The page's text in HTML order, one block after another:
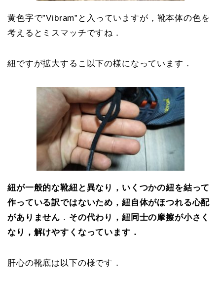
黄色字で”Vibram”と入っていますが，靴本体の色を
考えるとミスマッチですね．
紐ですが拡大するこ以下の様になっています．
紐が一般的な靴紐と異なり，いくつかの紐を結って
作っている訳ではないため，紐自体がほつれる心配
がありません ． その代わり，紐同士の摩擦が小さく
なり，解けやすくなっています．
肝心の靴底は以下の様です．